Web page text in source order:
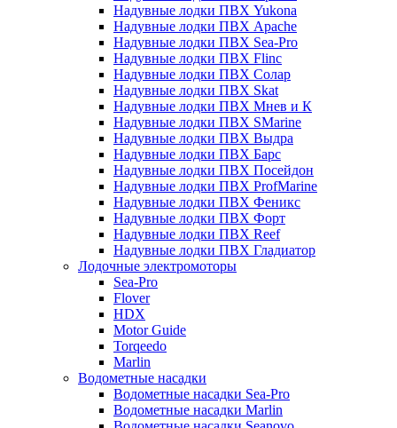
Надувные лодки ПВХ Yukona
Надувные лодки ПВХ Apache
Надувные лодки ПВХ Sea-Pro
Надувные лодки ПВХ Flinc
Надувные лодки ПВХ Солар
Надувные лодки ПВХ Skat
Надувные лодки ПВХ Мнев и К
Надувные лодки ПВХ SMarine
Надувные лодки ПВХ Выдра
Надувные лодки ПВХ Барс
Надувные лодки ПВХ Посейдон
Надувные лодки ПВХ ProfMarine
Надувные лодки ПВХ Феникс
Надувные лодки ПВХ Форт
Надувные лодки ПВХ Reef
Надувные лодки ПВХ Гладиатор
Лодочные электромоторы
Sea-Pro
Flover
HDX
Motor Guide
Torqeedo
Marlin
Водометные насадки
Водометные насадки Sea-Pro
Водометные насадки Marlin